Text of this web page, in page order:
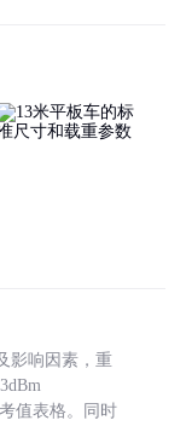
影响因素，重
值表格。同时